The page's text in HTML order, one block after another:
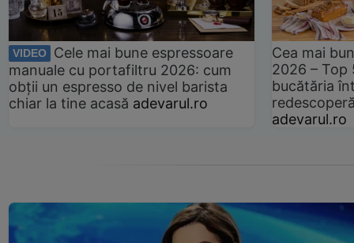
VIDEO
Cele mai bune espressoare
manuale cu portafiltru 2026: cum
obții un espresso de nivel barista
chiar la tine acasă adevarul.ro
Cea mai
2026 –
bucătăria
adevarul.ro